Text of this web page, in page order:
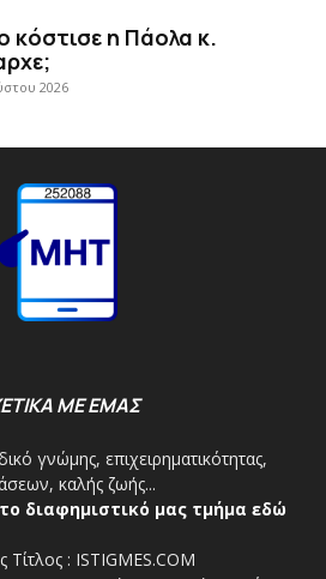
κόστισε η Πάολα κ.
2026
ΜΕ ΕΜΑΣ
γνώμης, επιχειρηματικότητας,
καλής ζωής...
διαφημιστικό μας τμήμα εδώ
Τίτλος : ISTIGMES.COM